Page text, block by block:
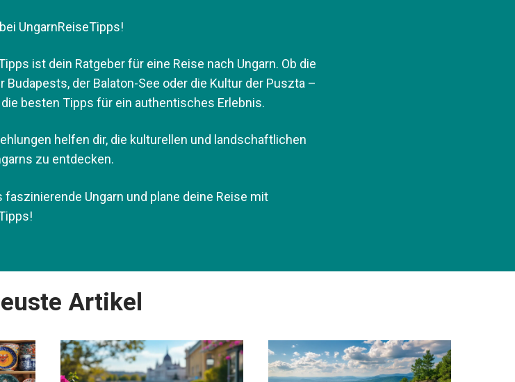
UngarnReiseTipps!
ist dein Ratgeber für eine Reise nach Ungarn. Ob die
Budapests, der Balaton-See oder die Kultur der Puszta –
besten Tipps für ein authentisches Erlebnis.
helfen dir, die kulturellen und landschaftlichen
zu entdecken.
faszinierende Ungarn und plane deine Reise mit
Artikel